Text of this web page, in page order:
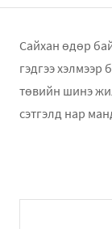
Сайхан өдөр
гэдгээ хэлмээр
төвийн шинэ
сэтгэлд нар